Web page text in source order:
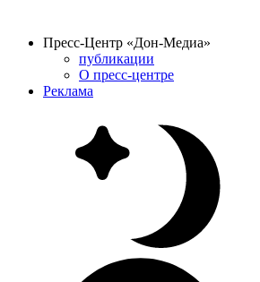
Пресс-Центр «Дон-Медиа»
публикации
О пресс-центре
Реклама